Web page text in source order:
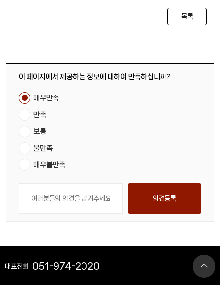
목록
이 페이지에서 제공하는 정보에 대하여 만족하십니까?
매우만족
만족
보통
불만족
매우불만족
의견등록
대표전화 051-974-2020